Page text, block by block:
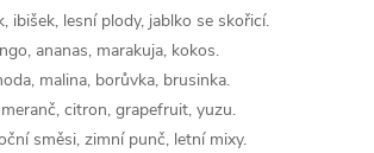
ibišek, lesní plody, jablko se skořicí.
ananas, marakuja, kokos.
malina, borůvka, brusinka.
citron, grapefruit, yuzu.
směsi, zimní punč, letní mixy.